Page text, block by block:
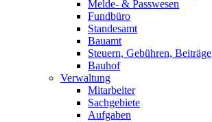
Melde- & Passwesen
Fundbüro
Standesamt
Bauamt
Steuern, Gebühren, Beiträge
Bauhof
Verwaltung
Mitarbeiter
Sachgebiete
Aufgaben